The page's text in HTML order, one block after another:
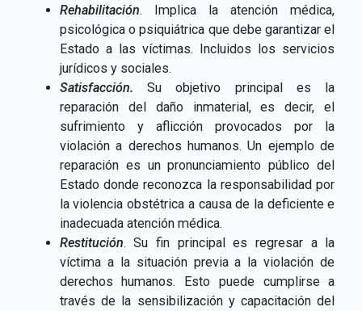
Rehabilitación. Implica la atención médica,
psicológica o psiquiátrica que debe garantizar el
Estado a las víctimas. Incluidos los servicios
jurídicos y sociales.
Satisfacción. Su objetivo principal es la
reparación del daño inmaterial, es decir, el
sufrimiento y aflicción provocados por la
violación a derechos humanos. Un ejemplo de
reparación es un pronunciamiento público del
Estado donde reconozca la responsabilidad por
la violencia obstétrica a causa de la deficiente e
inadecuada atención médica.
Restitución. Su fin principal es regresar a la
víctima a la situación previa a la violación de
derechos humanos. Esto puede cumplirse a
través de la sensibilización y capacitación del